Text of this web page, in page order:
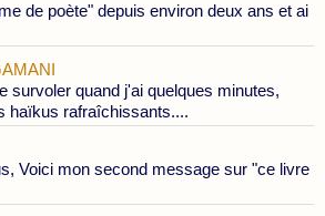
de poète" depuis environ deux ans et ai
survoler quand j'ai quelques minutes,
haïkus rafraîchissants....
Voici mon second message sur "ce livre